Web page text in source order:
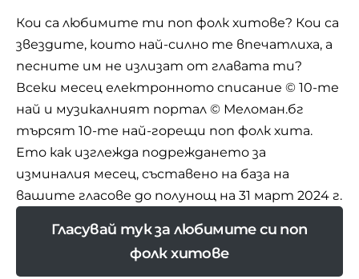
Кои са любимите ти поп фолк хитове? Кои са
звездите, които най-силно те впечатлиха, а
песните им не излизат от главата ти?
Всеки месец електронното списание © 10-те
най и музикалният портал © Меломан.бг
търсят 10-те най-горещи поп фолк хита.
Ето как изглежда подреждането за
изминалия месец, съставено на база на
вашите гласове до полунощ на 31 март 2024 г.
Гласувай тук за любимите си поп
фолк хитове